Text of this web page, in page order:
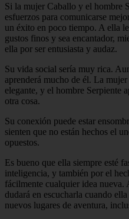
Si la mujer Caballo y el hombre
esfuerzos para comunicarse
un éxito en poco tiempo. A ella
gustos finos y sea encantador,
ella por ser entusiasta y audaz.
Su vida social sería muy rica.
aprenderá mucho de él. La
elegante, y el hombre Serpiente
otra cosa.
Su conexión puede estar
sienten que no están hechos el
opuestos.
Es bueno que ella siempre esté
inteligencia, y también por el
fácilmente cualquier idea nueva.
dudará en escucharla cuando
nuevos lugares de aventura,